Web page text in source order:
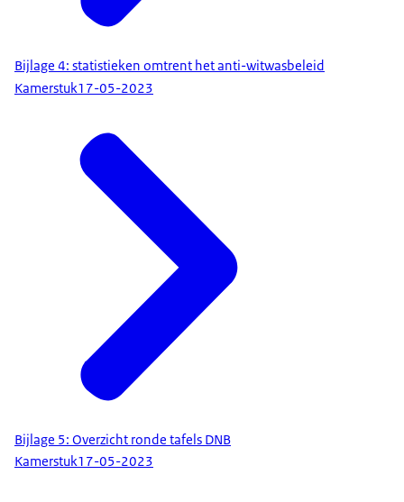
Bijlage 4: statistieken omtrent het anti-witwasbeleid
Kamerstuk17-05-2023
Bijlage 5: Overzicht ronde tafels DNB
Kamerstuk17-05-2023